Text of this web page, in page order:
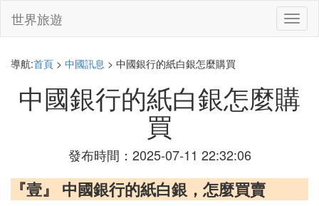
切
換
世界旅遊
導航:首頁 > 中國訊息 > 中國銀行的紙白銀怎麼購買
中國銀行的紙白銀怎麼購
買
發布時間：2025-07-11 22:32:06
『壹』 中國銀行的紙白銀，怎麼買賣